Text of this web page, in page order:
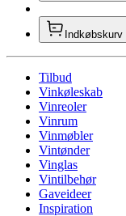
Indkøbskurv
Tilbud
Vinkøleskab
Vinreoler
Vinrum
Vinmøbler
Vintønder
Vinglas
Vintilbehør
Gaveideer
Inspiration